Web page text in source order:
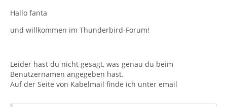
Hallo fanta
und willkommen im Thunderbird-Forum!
Leider hast du nicht gesagt, was genau du beim
Benutzernamen angegeben hast.
Auf der Seite von Kabelmail finde ich unter email